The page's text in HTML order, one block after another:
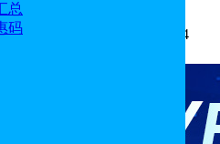
总
码
发布时间: 2025.11.19 16:57:34